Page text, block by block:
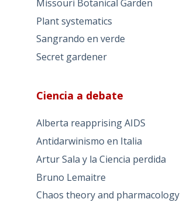
Missouri Botanical Garden
Plant systematics
Sangrando en verde
Secret gardener
Ciencia a debate
Alberta reapprising AIDS
Antidarwinismo en Italia
Artur Sala y la Ciencia perdida
Bruno Lemaitre
Chaos theory and pharmacology